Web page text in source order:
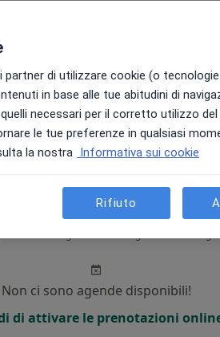
Non ci sono agende disponibili!
di attivare le prenotazioni online
Domani Mar, Mer,
Non ci sono agende disponibili!
di attivare le prenotazioni
di utilizzare cookie (o
in base alle tue abitudini di
necessari per il corretto utilizzo
le tue preferenze in qualsiasi
la nostra Informativa sui cookie
Rifiuto